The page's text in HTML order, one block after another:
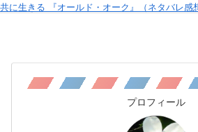
共に生きる 『オールド・オーク』（ネタバレ感
プロフィール